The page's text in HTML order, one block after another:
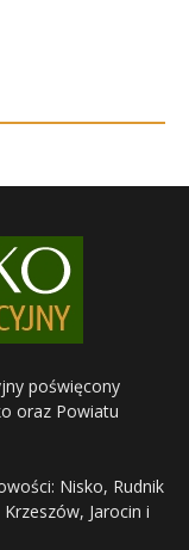
poświęcony
oraz Powiatu
Nisko, Rudnik
Jarocin i